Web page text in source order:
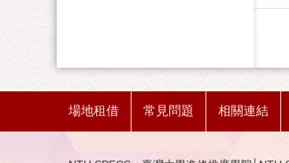
場地租借 常見問題 相關連結